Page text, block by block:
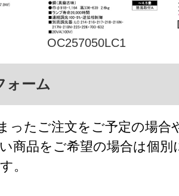
OC257050LC1
ォーム
ったご注文をご予定の場合
商品をご希望の場合は個別
。